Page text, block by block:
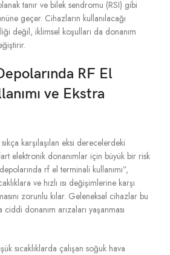
tanır ve bilek sendromu (RSI) gibi
geçer. Cihazların kullanılacağı
değil, iklimsel koşulları da donanım
RF El
ve Ekstra
karşılaşılan eksi derecelerdeki
elektronik donanımlar için büyük bir risk
rf el terminali kullanımı”,
ve hızlı ısı değişimlerine karşı
zorunlu kılar. Geleneksel cihazlar bu
donanım arızaları yaşanması
sıcaklıklarda çalışan soğuk hava